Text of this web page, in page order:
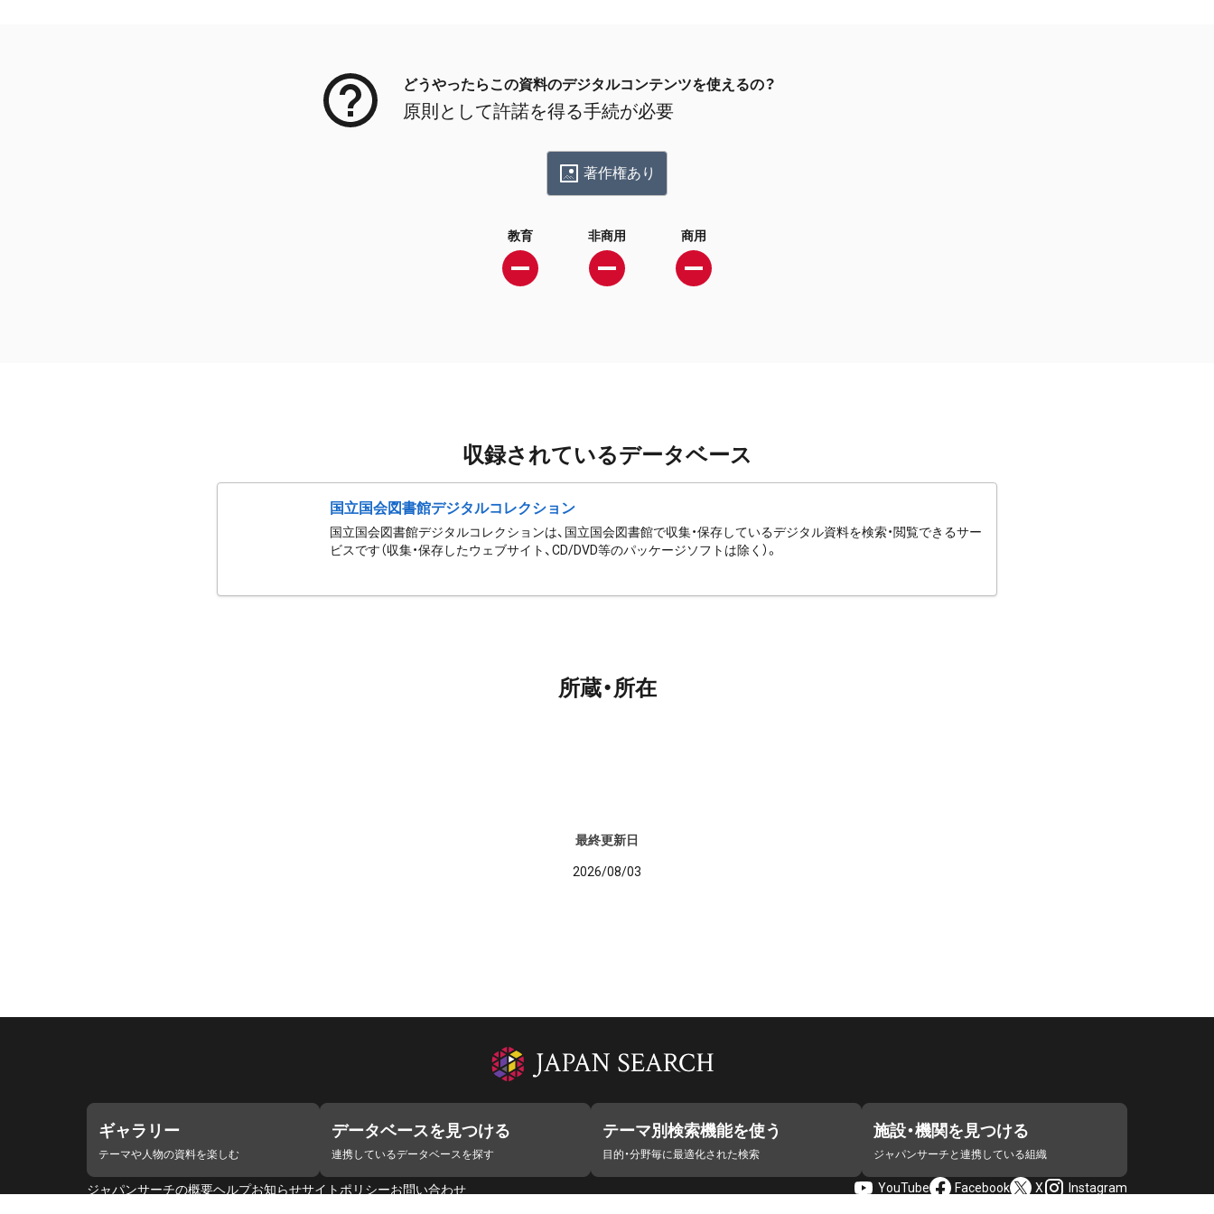
どうやったらこの資料のデジタルコンテンツを使えるの？
原則として許諾を得る手続が必要
著作権あり
教育 非商用 商用
収録されているデータベース
国立国会図書館デジタルコレクション
国立国会図書館デジタルコレクションは、国立国会図書館で収集・保存しているデジタル資料を検索・閲覧できるサー
ビスです（収集・保存したウェブサイト、CD/DVD等のパッケージソフトは除く）。
所蔵・所在
最終更新日
2026/08/03
ギャラリー
テーマや人物の資料を楽しむ
データベースを見つける
連携しているデータベースを探す
テーマ別検索機能を使う
目的・分野毎に最適化された検索
施設・機関を見つける
ジャパンサーチと連携している組織
ジャパンサーチの概要ヘルプお知らせサイトポリシーお問い合わせ
YouTube Facebook X Instagram